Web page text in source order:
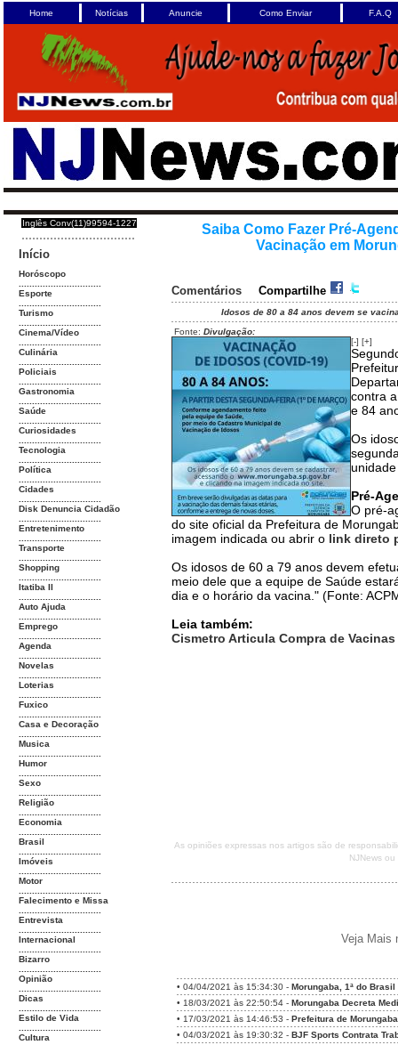
Home Notícias Anuncie Como Enviar F.A.Q
Inglês Conv(11)99594-1227
Início
Horóscopo
Esporte
Turismo
Cinema/Vídeo
Culinária
Policiais
Gastronomia
Saúde
Curiosidades
Tecnologia
Política
Cidades
Disk Denuncia Cidadão
Entretenimento
Transporte
Shopping
Itatiba II
Auto Ajuda
Emprego
Agenda
Novelas
Loterias
Fuxico
Casa e Decoração
Musica
Humor
Sexo
Religião
Economia
Brasil
Imóveis
Motor
Falecimento e Missa
Entrevista
Internacional
Bizarro
Opinião
Dicas
Estilo de Vida
Cultura
Saiba Como Fazer Pré-
Vacinação em
Comentários Compartilhe
Idosos de 80 a 84 anos devem se
Fonte: Divulgação:
[-] [+]
contra
e 84
Os
Pré-
O pré-
do site oficial da Prefeitura de
imagem indicada ou abrir o link direto
Os idosos de 60 a 79 anos devem
meio dele que a equipe de Saúde
dia e o horário da vacina." (Fonte:
Leia também:
Cismetro Articula Compra de
As opiniões expressas nos artigos são de
NJNews
Veja Mais
• 04/04/2021 às 15:34:30 - Morungaba, 1ª do
• 18/03/2021 às 22:50:54 - Morungaba Decreta
• 17/03/2021 às 14:46:53 - Prefeitura de
• 04/03/2021 às 19:30:32 - BJF Sports Contrata